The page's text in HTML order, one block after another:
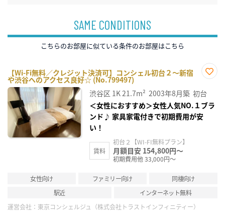
SAME CONDITIONS
こちらのお部屋に似ている条件のお部屋はこちら
【Wi-Fi無料／クレジット決済可】コンシェル初台２～新宿
や渋谷へのアクセス良好☆ (No.799497)
に入
り登
録
渋谷区 1K21.7m² 2003年8月築 初台
＜女性におすすめ＞女性人気NO.１ブラ
ンド♪ 家具家電付きで初期費用が安
い！
賃料
初台２【WI-FI無料プラン】
月額目安 154,800円～
初期費用他 33,000円～
女性向け ファミリー向け
同棲向け
駅近
インターネット無料
運営会社： 東京コンシェルジュ（株式会社トラストインフィニティー）